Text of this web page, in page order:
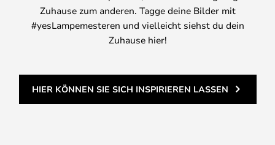
Zuhause zum anderen. Tagge deine Bilder mit
#yesLampemesteren und vielleicht siehst du dein
Zuhause hier!
HIER KÖNNEN SIE SICH INSPIRIEREN LASSEN